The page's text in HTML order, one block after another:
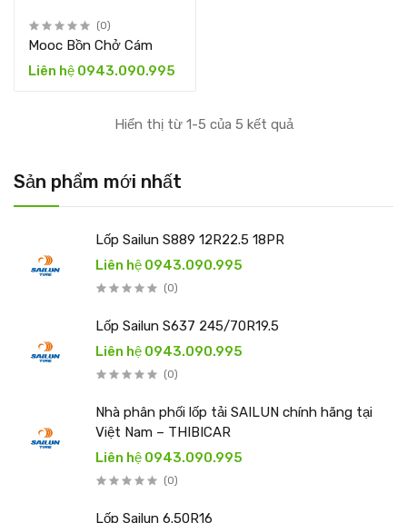
Sản phẩm mới nhất
Lốp Sailun S889 12R22.5 18PR
Liên hệ 0943.090.995
(0)
Lốp Sailun S637 245/70R19.5
Liên hệ 0943.090.995
(0)
Nhà phân phối lốp tải SAILUN chính hãng tại
Việt Nam – THIBICAR
Liên hệ 0943.090.995
(0)
Lốp Sailun 6.50R16
(0)
Mooc Bồn Chở Cám
Liên hệ 0943.090.995
Hiển thị từ 1-5 của 5 kết quả